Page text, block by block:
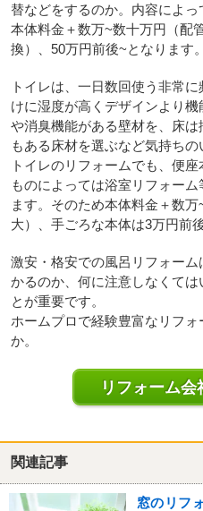
替などをするのか。内容によ
本体料金＋数万~数十万円（配
換）、50万円前後~となります。
トイレは、一日数回使う非常
けに湿度が高くデザインより
や消臭機能がある壁材を、床
もある床材を選ぶなど気持ちの
トイレのリフォームでも、便
ものによっては浴室リフォー
ます。そのため本体料金＋数
大）、手ごろな本体は3万円前
激安・格安での風呂リフォー
かるのか、何に注意しなくて
とが重要です。
ホームプロで経験豊富なリフ
か。
リフォーム
関連記事
窓のリフ